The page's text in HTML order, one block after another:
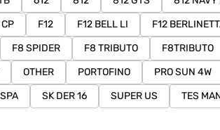
CP F12 F12 BELL LI F12
F8 SPIDER F8 TRIBUTO F8TRIBUTO
OTHER PORTOFINO PRO SUN 4W
SK DER 16 SUPER US TES